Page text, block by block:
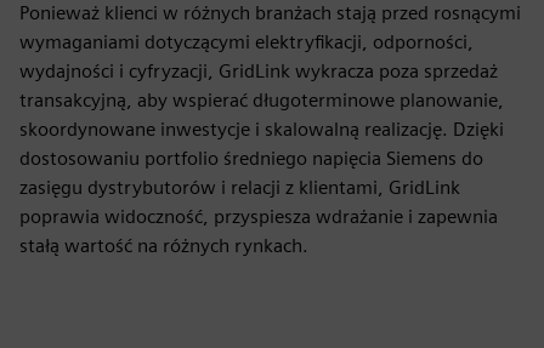
Ponieważ klienci w różnych branżach stają przed rosnącymi
wymaganiami dotyczącymi elektryfikacji, odporności,
wydajności i cyfryzacji, GridLink wykracza poza sprzedaż
transakcyjną, aby wspierać długoterminowe planowanie,
skoordynowane inwestycje i skalowalną realizację. Dzięki
dostosowaniu portfolio średniego napięcia Siemens do
zasięgu dystrybutorów i relacji z klientami, GridLink
poprawia widoczność, przyspiesza wdrażanie i zapewnia
stałą wartość na różnych rynkach.